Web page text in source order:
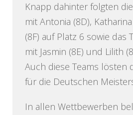
Knapp dahinter folgten die
mit Antonia (8D),
(8F) auf Platz 6 sowie das
mit Jasmin (8E) und Lilith
Auch diese Teams lösten
für die Deutschen
In allen Wettbewerben